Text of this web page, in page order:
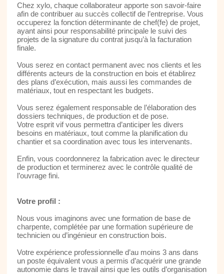
Chez xylo, chaque collaborateur apporte son savoir-faire
afin de contribuer au succès collectif de l’entreprise. Vous
occuperez la fonction déterminante de chef(fe) de projet,
ayant ainsi pour responsabilité principale le suivi des
projets de la signature du contrat jusqu’à la facturation
finale.
Vous serez en contact permanent avec nos clients et les
différents acteurs de la construction en bois et établirez
des plans d’exécution, mais aussi les commandes de
matériaux, tout en respectant les budgets.
Vous serez également responsable de l’élaboration des
dossiers techniques, de production et de pose.
Votre esprit vif vous permettra d’anticiper les divers
besoins en matériaux, tout comme la planification du
chantier et sa coordination avec tous les intervenants.
Enfin, vous coordonnerez la fabrication avec le directeur
de production et terminerez avec le contrôle qualité de
l’ouvrage fini.
Votre profil :
Nous vous imaginons avec une formation de base de
charpente, complétée par une formation supérieure de
technicien ou d’ingénieur en construction bois.
Votre expérience professionnelle d’au moins 3 ans dans
un poste équivalent vous a permis d’acquérir une grande
autonomie dans le travail ainsi que les outils d’organisation